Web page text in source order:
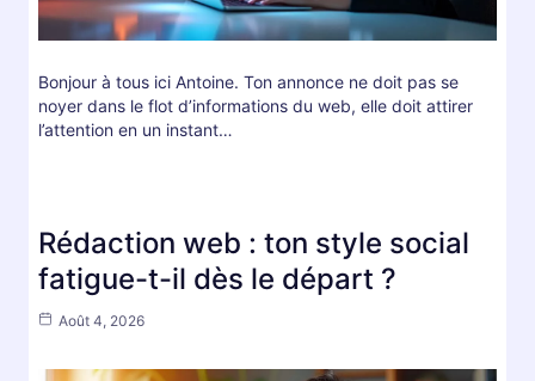
Bonjour à tous ici Antoine. Ton annonce ne doit pas se
noyer dans le flot d’informations du web, elle doit attirer
l’attention en un instant…
Rédaction web : ton style social
fatigue-t-il dès le départ ?
Août 4, 2026